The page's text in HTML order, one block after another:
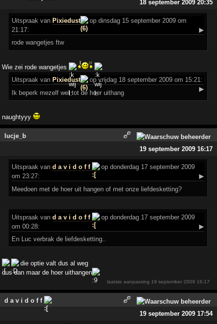
18 september 2009 20:35
Uitspraak van Pixiedust
op dinsdag 15 september 2009 om
21:17:
▶
rode wangetjes ftw
Wie zei rode wangetjes
Uitspraak van Pixiedust
op vrijdag 18 september 2009 om 15:21:
▶
Ik beperk mezelf wel tot de hoer uithang
naughtyyy
lucje_b
19 september 2009 16:17
Uitspraak vand a v i d o f f
op donderdag 17 september 2009
om 23:27:
▶
Meedoen met de hoer uit hangen of met onze liefdesketting?
Uitspraak vand a v i d o f f
op donderdag 17 september 2009
om 00:28:
▶
En Luc verbrak de liefdesketting..
die optie valt dus al weg
dus dan maar de hoer uithangen
laatste aanpassing 19 september 2009 16:17
d a v i d o f f
19 september 2009 17:54